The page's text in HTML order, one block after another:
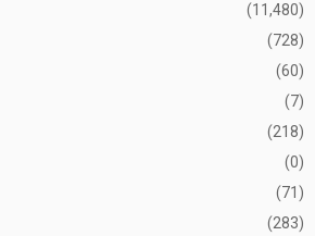
(11,480)
(728)
(60)
(7)
(218)
(0)
(71)
(283)